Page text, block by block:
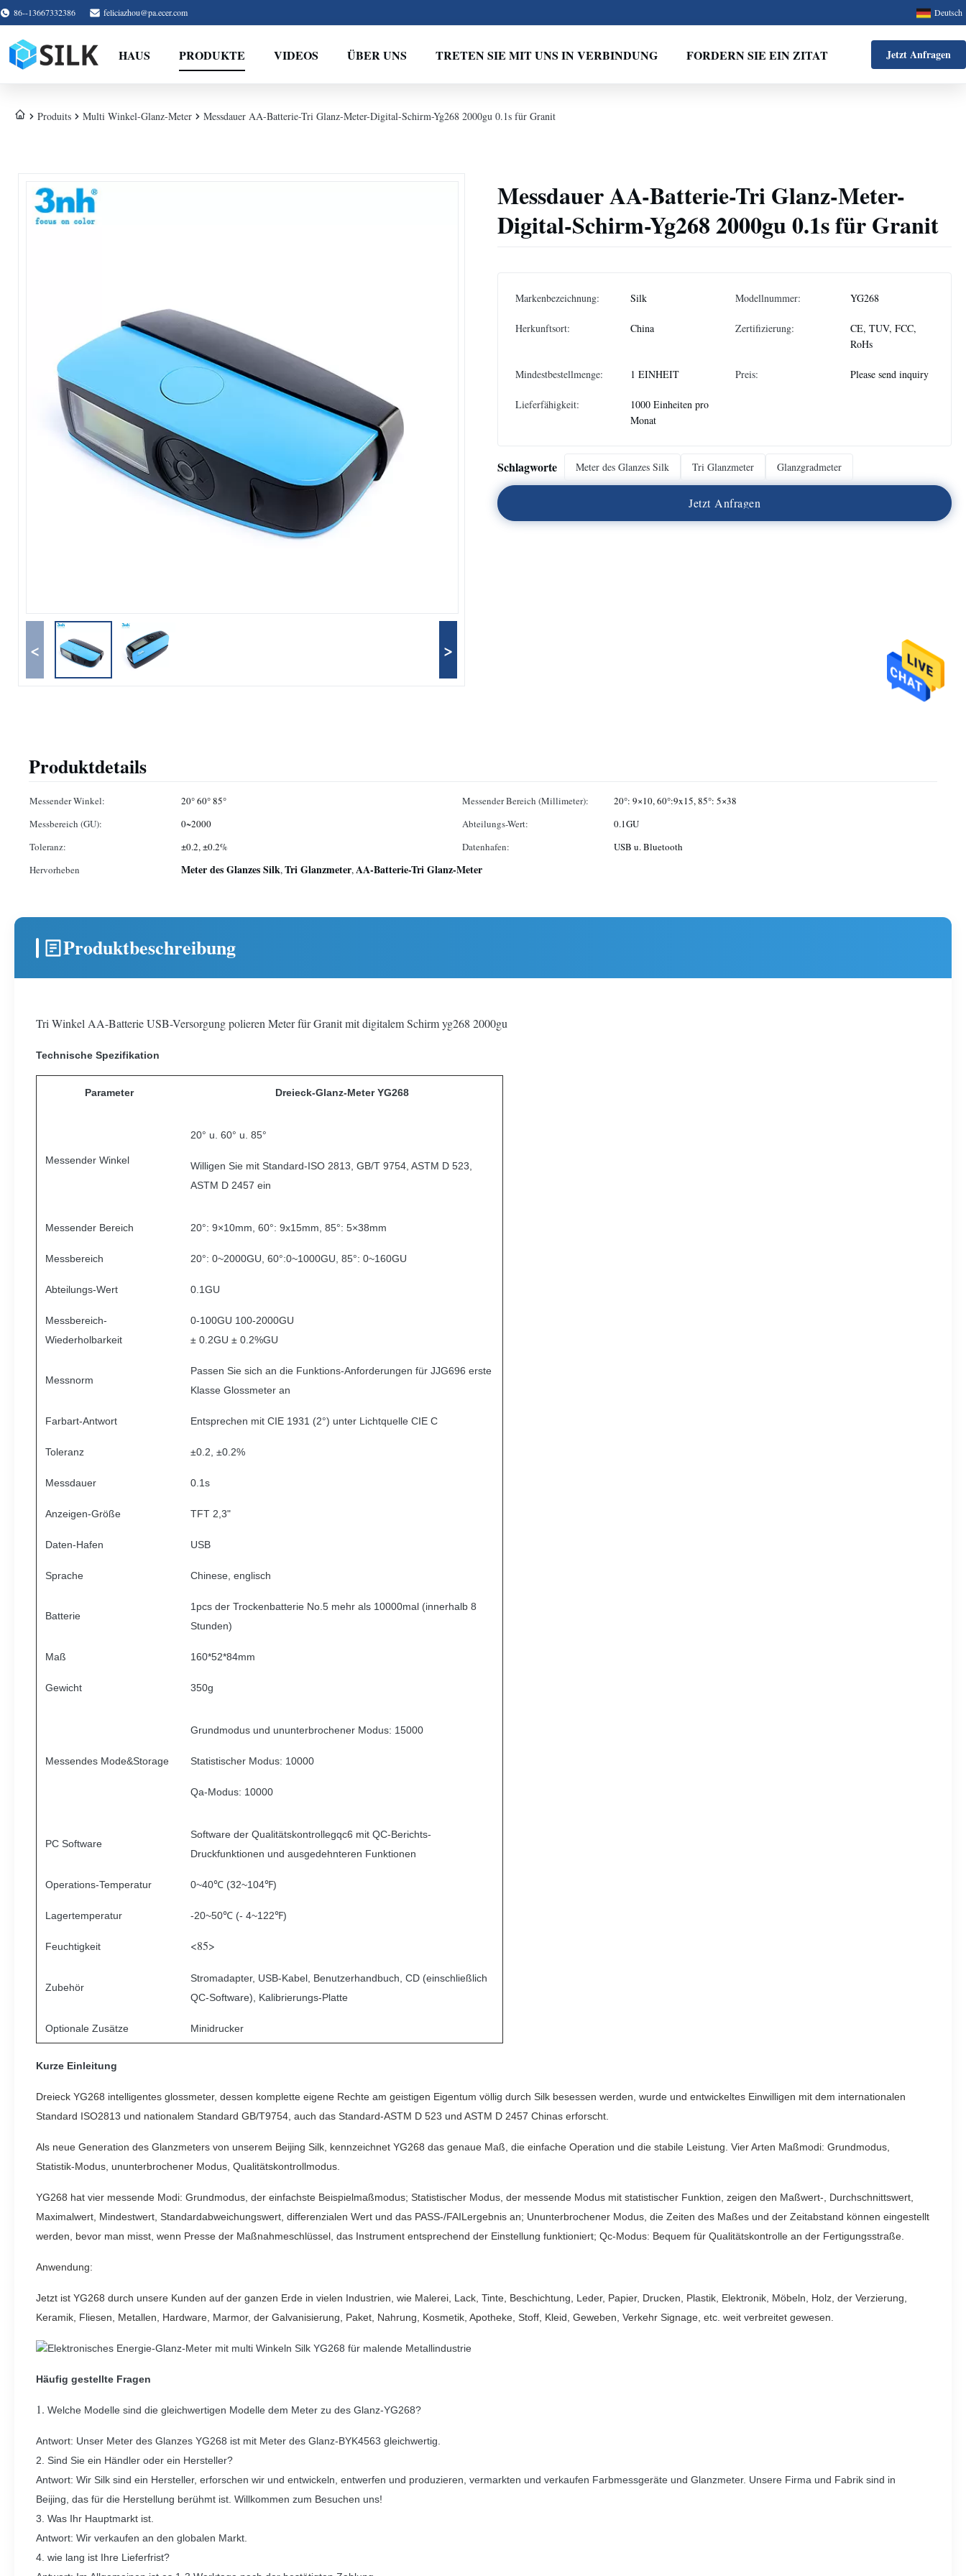
86--13667332386 feliciazhou@pa.ecer.com Deutsch
HAUS PRODUKTE VIDEOS ÜBER UNS TRETEN SIE MIT UNS IN VERBINDUNG FORDERN SIE EIN ZITAT Jetzt Anfragen
Produits Multi Winkel-Glanz-Meter Messdauer AA-Batterie-Tri Glanz-Meter-Digital-Schirm-Yg268 2000gu 0.1s für Granit
< >
Messdauer AA-Batterie-Tri Glanz-Meter-
Digital-Schirm-Yg268 2000gu 0.1s für Granit
Markenbezeichnung: Silk Modellnummer: YG268
Herkunftsort: China Zertifizierung:
CE, TUV, FCC,
RoHs
Mindestbestellmenge: 1 EINHEIT Preis: Please send inquiry
Lieferfähigkeit:
1000 Einheiten pro
Monat
Schlagworte Meter des Glanzes Silk Tri Glanzmeter Glanzgradmeter
Jetzt Anfragen
Produktdetails
Messender Winkel: 20° 60° 85° Messender Bereich (Millimeter):
20°: 9×10, 60°:9x15, 85°: 5×38
Messbereich (GU):
0~2000 Abteilungs-Wert:
0.1GU
Toleranz:
±0.2, ±0.2% Datenhafen:
USB u. Bluetooth
Hervorheben
Meter des Glanzes Silk,Tri Glanzmeter,AA-Batterie-Tri Glanz-Meter
Produktbeschreibung
Tri Winkel AA-Batterie USB-Versorgung polieren Meter für Granit mit digitalem Schirm yg268 2000gu
Technische Spezifikation
Parameter Dreieck-Glanz-Meter YG268
Messender Winkel
20° u. 60° u. 85°
Willigen Sie mit Standard-ISO 2813, GB/T 9754, ASTM D 523,
ASTM D 2457 ein
Messender Bereich 20°: 9×10mm, 60°: 9x15mm, 85°: 5×38mm
Messbereich 20°: 0~2000GU, 60°:0~1000GU, 85°: 0~160GU
Abteilungs-Wert 0.1GU
Messbereich-
Wiederholbarkeit
0-100GU 100-2000GU
± 0.2GU ± 0.2%GU
Messnorm
Passen Sie sich an die Funktions-Anforderungen für JJG696 erste
Klasse Glossmeter an
Farbart-Antwort Entsprechen mit CIE 1931 (2°) unter Lichtquelle CIE C
Toleranz ±0.2, ±0.2%
Messdauer 0.1s
Anzeigen-Größe TFT 2,3"
Daten-Hafen USB
Sprache Chinese, englisch
Batterie
1pcs der Trockenbatterie No.5 mehr als 10000mal (innerhalb 8
Stunden)
Maß 160*52*84mm
Gewicht 350g
Messendes Mode&Storage
Grundmodus und ununterbrochener Modus: 15000
Statistischer Modus: 10000
Qa-Modus: 10000
PC Software
Software der Qualitätskontrollegqc6 mit QC-Berichts-
Druckfunktionen und ausgedehnteren Funktionen
Operations-Temperatur 0~40℃ (32~104℉)
Lagertemperatur -20~50℃ (- 4~122℉)
Feuchtigkeit <85>
Zubehör
Stromadapter, USB-Kabel, Benutzerhandbuch, CD (einschließlich
QC-Software), Kalibrierungs-Platte
Optionale Zusätze Minidrucker
Kurze Einleitung
Dreieck YG268 intelligentes glossmeter, dessen komplette eigene Rechte am geistigen Eigentum völlig durch Silk besessen werden, wurde und entwickeltes Einwilligen mit dem internationalen
Standard ISO2813 und nationalem Standard GB/T9754, auch das Standard-ASTM D 523 und ASTM D 2457 Chinas erforscht.
Als neue Generation des Glanzmeters von unserem Beijing Silk, kennzeichnet YG268 das genaue Maß, die einfache Operation und die stabile Leistung. Vier Arten Maßmodi: Grundmodus,
Statistik-Modus, ununterbrochener Modus, Qualitätskontrollmodus.
YG268 hat vier messende Modi: Grundmodus, der einfachste Beispielmaßmodus; Statistischer Modus, der messende Modus mit statistischer Funktion, zeigen den Maßwert-, Durchschnittswert,
Maximalwert, Mindestwert, Standardabweichungswert, differenzialen Wert und das PASS-/FAILergebnis an; Ununterbrochener Modus, die Zeiten des Maßes und der Zeitabstand können eingestellt
werden, bevor man misst, wenn Presse der Maßnahmeschlüssel, das Instrument entsprechend der Einstellung funktioniert; Qc-Modus: Bequem für Qualitätskontrolle an der Fertigungsstraße.
Anwendung:
Jetzt ist YG268 durch unsere Kunden auf der ganzen Erde in vielen Industrien, wie Malerei, Lack, Tinte, Beschichtung, Leder, Papier, Drucken, Plastik, Elektronik, Möbeln, Holz, der Verzierung,
Keramik, Fliesen, Metallen, Hardware, Marmor, der Galvanisierung, Paket, Nahrung, Kosmetik, Apotheke, Stoff, Kleid, Geweben, Verkehr Signage, etc. weit verbreitet gewesen.
Häufig gestellte Fragen
1. Welche Modelle sind die gleichwertigen Modelle dem Meter zu des Glanz-YG268?
Antwort: Unser Meter des Glanzes YG268 ist mit Meter des Glanz-BYK4563 gleichwertig.
2. Sind Sie ein Händler oder ein Hersteller?
Antwort: Wir Silk sind ein Hersteller, erforschen wir und entwickeln, entwerfen und produzieren, vermarkten und verkaufen Farbmessgeräte und Glanzmeter. Unsere Firma und Fabrik sind in
Beijing, das für die Herstellung berühmt ist. Willkommen zum Besuchen uns!
3. Was Ihr Hauptmarkt ist.
Antwort: Wir verkaufen an den globalen Markt.
4. wie lang ist Ihre Lieferfrist?